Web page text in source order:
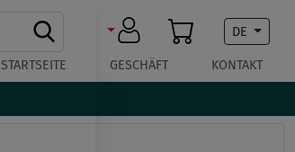
DE
STARTSEITE GESCHÄFT KONTAKT